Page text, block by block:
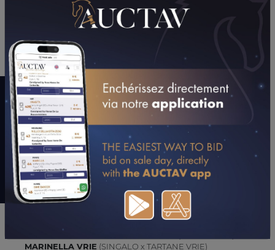
CONSULTER SA FICHE SUR LETROT.COM
LE MOT DE L’ENTOURAGE
"Frère d’Hingala et Ilien de Vrie. Typé Look de star. C’est un
cheval de vitesse à surveiller pour ses débuts."
Louis Baudron
UPDATES (DEPUIS 25/06/2022)
MARINELLA VRIE (SINGALO x TARTANE VRIE)